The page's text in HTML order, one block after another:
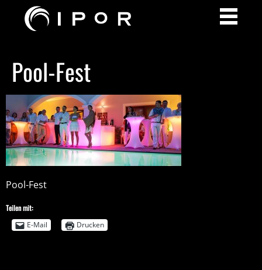
Pool-Fest
Pool-Fest
Teilen mit:
E-Mail
Drucken